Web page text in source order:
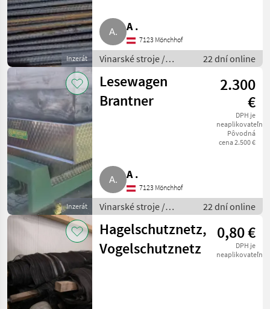
Inzerát
A .
7123 Mönchhof
Vinarské stroje /
Ostatné stroje na
vinohradníctvo
22 dní online
Inzerát
Lesewagen
Brantner
2.300
€
DPH je
neaplikovateľné
Pôvodná
cena 2.500 €
A .
7123 Mönchhof
Vinarské stroje /
Ostatné stroje na
vinohradníctvo
22 dní online
Hagelschutznetz,
Vogelschutznetz
0,80 €
DPH je
neaplikovateľné